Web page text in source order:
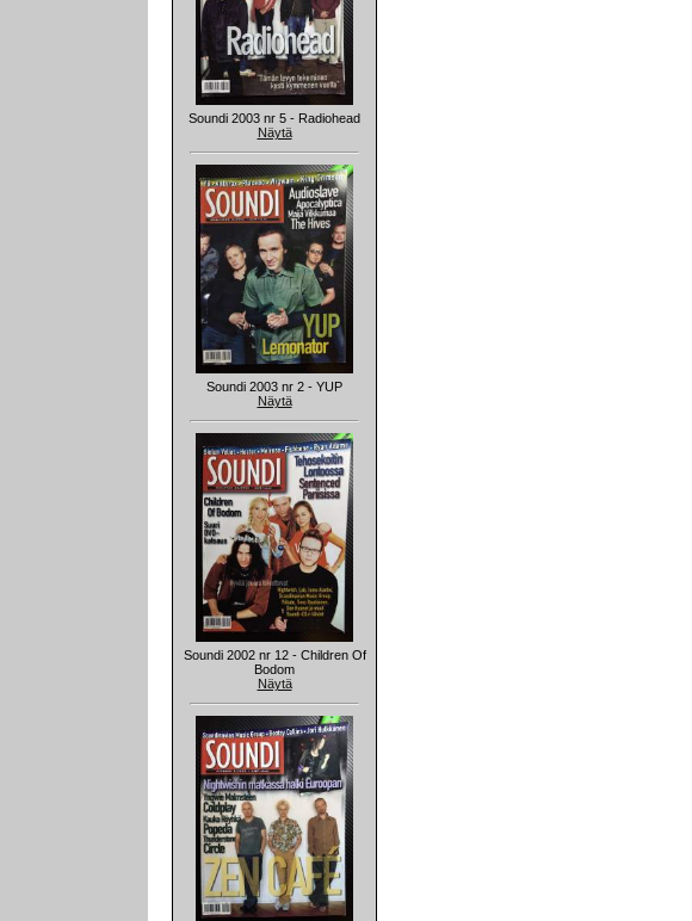
Soundi 2003 nr 5 - Radiohead
Näytä
Soundi 2003 nr 2 - YUP
Näytä
Soundi 2002 nr 12 - Children Of
Bodom
Näytä